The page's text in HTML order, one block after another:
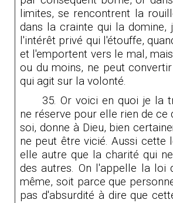
limites, se rencontrent la
dans la crainte qui la
l'intérêt privé qui l'étouffe,
et l'emportent vers le mal,
ou du moins, ne peut
qui agit sur la volonté.
35. Or voici en quoi je la
ne réserve pour elle rien de
soi, donne à Dieu, bien
ne peut être vicié. Aussi cette
elle autre que la charité qui
des autres. On l'appelle la loi
même, soit parce que
pas d'absurdité à dire que